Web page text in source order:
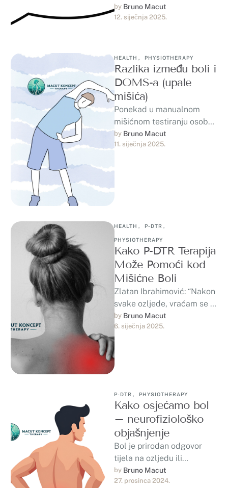
ozljede. U mnogim
slučajevima, bol je signal
by Bruno Macut
12. siječnja 2025.
HEALTH , PHYSIOTHERAPY
Razlika između boli i
DOMS-a (upale
mišića)
Ponekad u manualnom
mišićnom testiranju osobe
koje nisu naviknute na
fizičku aktivnost, kroz P-
dobiju …
by Bruno Macut
11. siječnja 2025.
HEALTH , P-DTR ,
PHYSIOTHERAPY
Kako P-DTR Terapija
Može Pomoći kod
Mišićne Boli
Zlatan Ibrahimović: “Nakon
svake ozljede, vraćam se s
još većom željom za igrom.
To me čini jačim.”Svi se …
by Bruno Macut
6. siječnja 2025.
P-DTR , PHYSIOTHERAPY
Kako osjećamo bol
– neurofiziološko
objašnjenje
Bol je prirodan odgovor
tijela na ozljedu ili
oštećenje tkiva. Kada dođe
do povrede, tijelo aktivira
by Bruno Macut
27. prosinca 2024.